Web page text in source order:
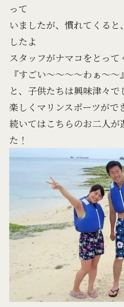
って
いましたが、慣れてくると
したよ
スタッフがナマコをとって
『すごい～～～～わぁ～～』
と、子供たちは興味津々で
楽しくマリンスポーツがで
続いてはこちらのお二人が
た！